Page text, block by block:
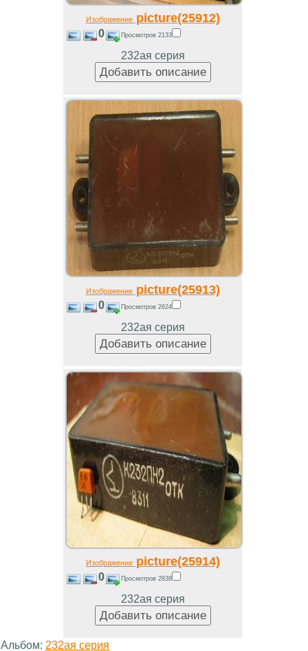
Изображениеpicture(25912)
0 Просмотров 2133
232ая серия
Изображениеpicture(25913)
0 Просмотров 2624
232ая серия
Изображениеpicture(25914)
0 Просмотров 2838
232ая серия
Альбом: 232ая серия